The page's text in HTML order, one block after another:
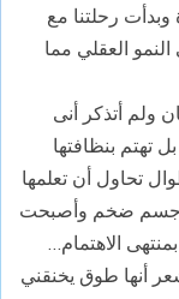
رحلتنا مع
العقلي مما
ولم أتذكر أنى
تهتم بنظافتها
تحاول أن تعلمها
جسم ضخم وأصبحت
الاهتمام…
أنها طوق يخنقني